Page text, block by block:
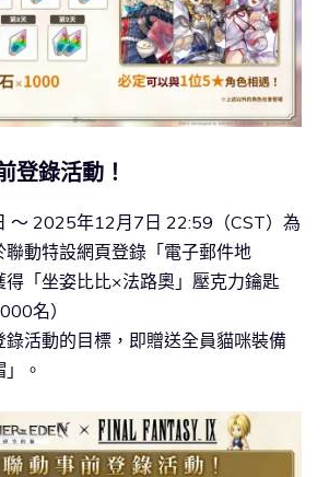
登錄活動！
～ 2025年12月7日 22:59（CST）為
聯動特設網頁登錄「電子郵件地
「坐姿比比×法路奧」壓克力鑰匙
名）
錄活動的目標，即贈送全員貓咪裝備
」。